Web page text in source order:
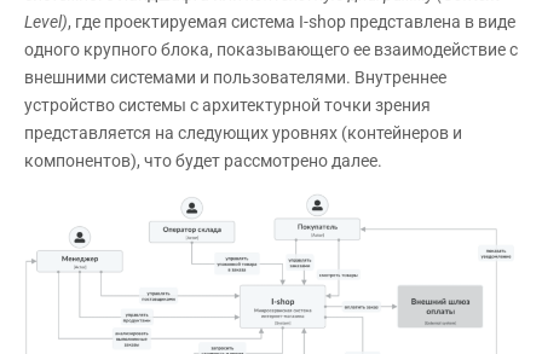
Level), где проектируемая система I-shop представлена в виде
одного крупного блока, показывающего ее взаимодействие с
внешними системами и пользователями. Внутреннее
устройство системы с архитектурной точки зрения
представляется на следующих уровнях (контейнеров и
компонентов), что будет рассмотрено далее.